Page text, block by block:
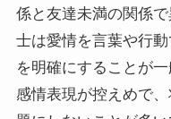
係と友達未満の関係
士は愛情を言葉や行
を明確にすることが
感情表現が控えめで